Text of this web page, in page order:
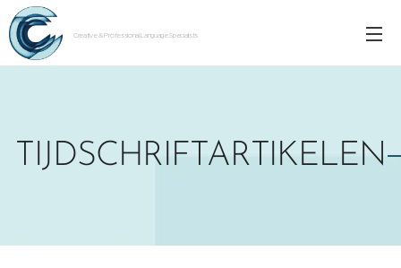
Creative & Professional Language Specialists
TIJDSCHRIFTARTIKELEN